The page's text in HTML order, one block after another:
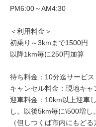
PM6:00～AM4:30
＜利用料金＞
初乗り～3kmまで1500円
以降1km毎に250円加算
待ち料金：10分迄サービ
キャンセル料金：現地キャ
迎車料金：10km以上迎車
し。以後5km毎に\500増し。
（但しつくば市内にもどる